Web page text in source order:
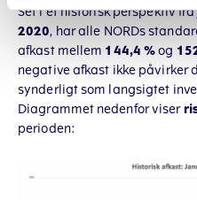
Set i et historisk perspektiv fra
2020, har alle NORDs
afkast mellem 144,4 %og
negative afkast ikke påvirker
synderligt som langsigtet
Diagrammet nedenfor viser
perioden: